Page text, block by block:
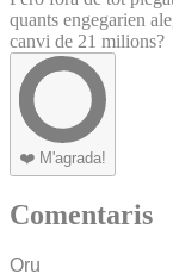
quants engegarien
canvi de 21 milions?
❤️ M'agrada!
Comentaris
Oru